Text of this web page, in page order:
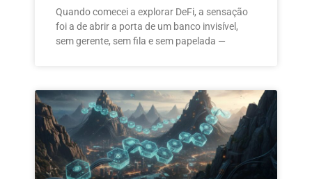
Quando comecei a explorar DeFi, a sensação
foi a de abrir a porta de um banco invisível,
sem gerente, sem fila e sem papelada —